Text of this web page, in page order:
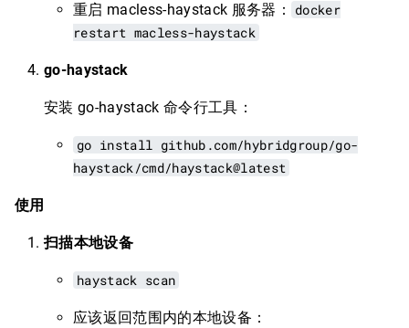
重启 macless-haystack 服务器：
docker
restart macless-haystack
go-haystack
安装 go-haystack 命令行工具：
go install github.com/hybridgroup/go-
haystack/cmd/haystack@latest
使用
扫描本地设备
haystack scan
应该返回范围内的本地设备：